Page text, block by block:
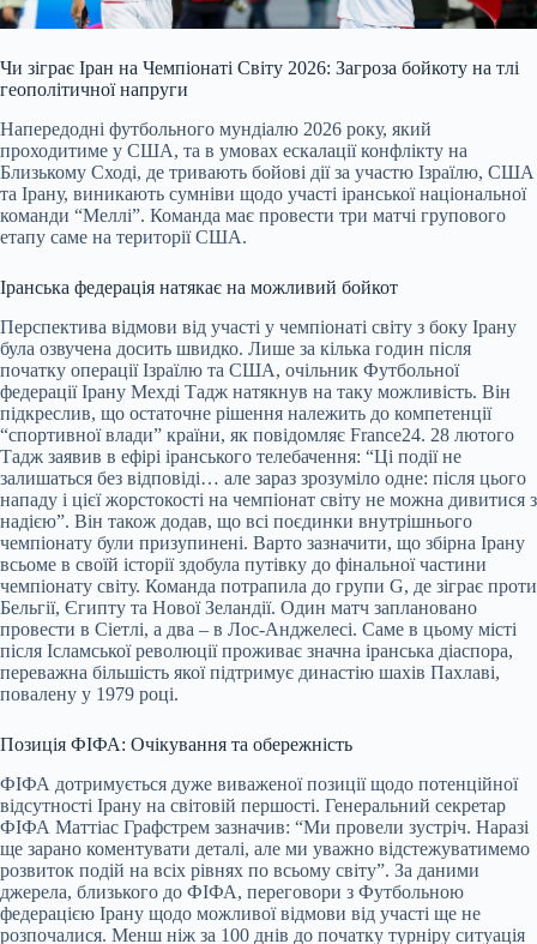
Чи зіграє Іран на Чемпіонаті Світу 2026: Загроза бойкоту на тлі
геополітичної напруги
Напередодні футбольного мундіалю 2026 року, який
проходитиме у США, та в умовах ескалації конфлікту на
Близькому Сході, де тривають бойові дії за участю Ізраїлю, США
та Ірану, виникають сумніви щодо участі іранської національної
команди “Меллі”. Команда має провести три матчі групового
етапу саме на території США.
Іранська федерація натякає на можливий бойкот
Перспектива відмови від участі у чемпіонаті світу з боку Ірану
була озвучена досить швидко. Лише за кілька годин після
початку операції Ізраїлю та США, очільник Футбольної
федерації Ірану Мехді Тадж натякнув на таку можливість. Він
підкреслив, що остаточне рішення належить до компетенції
“спортивної влади” країни, як повідомляє France24. 28 лютого
Тадж заявив в ефірі іранського телебачення: “Ці події не
залишаться без відповіді… але зараз зрозуміло одне: після цього
нападу і цієї жорстокості на чемпіонат світу не можна дивитися з
надією”. Він також додав, що всі поєдинки внутрішнього
чемпіонату були призупинені. Варто зазначити, що збірна Ірану
всьоме в своїй історії здобула путівку до фінальної частини
чемпіонату світу. Команда потрапила до групи G, де зіграє проти
Бельгії, Єгипту та Нової Зеландії. Один матч заплановано
провести в Сіетлі, а два – в Лос-Анджелесі. Саме в цьому місті
після Ісламської революції проживає значна іранська діаспора,
переважна більшість якої підтримує династію шахів Пахлаві,
повалену у 1979 році.
Позиція ФІФА: Очікування та обережність
ФІФА дотримується дуже виваженої позиції щодо потенційної
відсутності Ірану на світовій першості. Генеральний секретар
ФІФА Маттіас Графстрем зазначив: “Ми провели зустріч. Наразі
ще зарано коментувати деталі, але ми уважно відстежуватимемо
розвиток подій на всіх рівнях по всьому світу”. За даними
джерела, близького до ФІФА, переговори з Футбольною
федерацією Ірану щодо можливої відмови від участі ще не
розпочалися. Менш ніж за 100 днів до початку турніру ситуація